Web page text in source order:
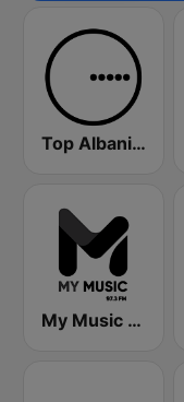
Top Albania Radio
My Music Radio